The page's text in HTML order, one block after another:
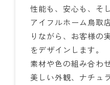
性能も、安心も、そ
アイフルホーム鳥取
りながら、お客様の
をデザインします。
素材や色の組み合わ
美しい外観、ナチュ